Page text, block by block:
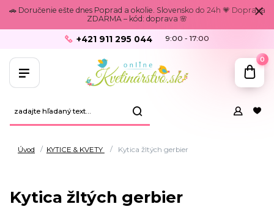
🚗 Doručenie ešte dnes Poprad a okolie. Slovensko do 24h 💗 Doprava
ZDARMA – kód: doprava 🌸
+421 911 295 044 9:00 - 17:00
0
Úvod KYTICE & KVETY Kytica žltých gerbier
Kytica žltých gerbier